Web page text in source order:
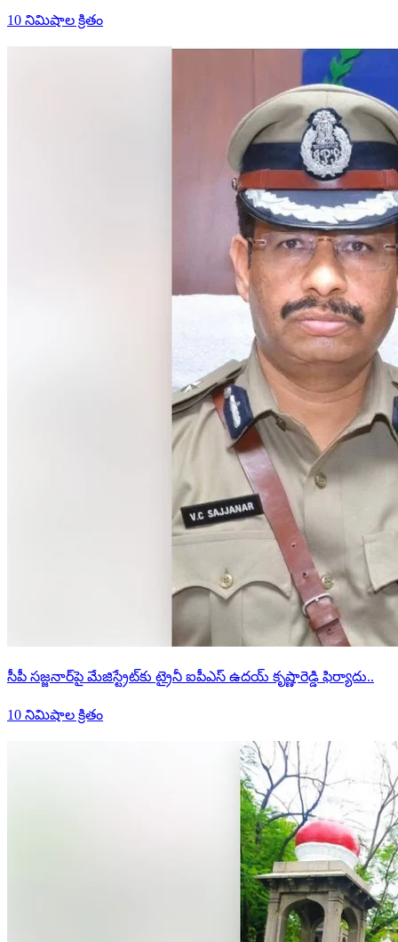
10 నిమిషాల క్రితం
సీపీ సజ్జనార్‌పై మేజిస్ట్రేట్‌కు ట్రైనీ ఐపీఎస్ ఉదయ్ కృష్ణారెడ్డి ఫిర్యాదు..
10 నిమిషాల క్రితం